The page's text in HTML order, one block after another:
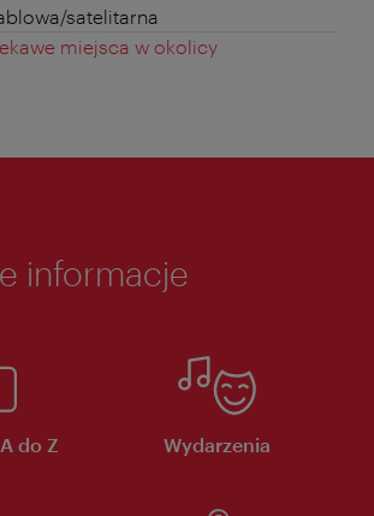
satelitarna
miejsca w okolicy
informacje
do Z Wydarzenia